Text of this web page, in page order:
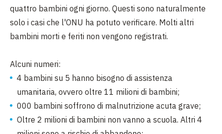
quattro bambini ogni giorno. Questi sono naturalmente
solo i casi che l'ONU ha potuto verificare. Molti altri
bambini morti e feriti non vengono registrati.
Alcuni numeri:
4 bambini su 5 hanno bisogno di assistenza
umanitaria, ovvero oltre 11 milioni di bambini;
000 bambini soffrono di malnutrizione acuta grave;
Oltre 2 milioni di bambini non vanno a scuola. Altri 4